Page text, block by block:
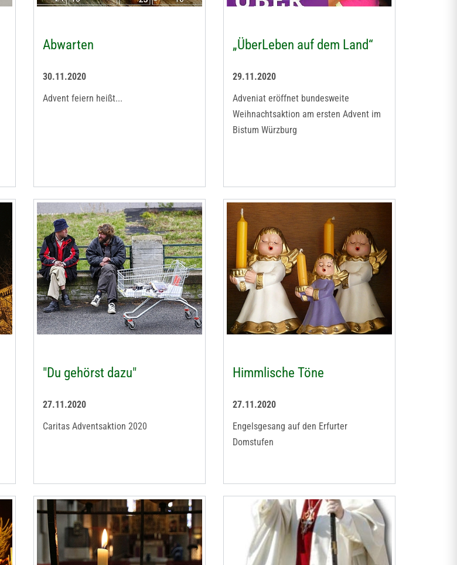
Abwarten
30.11.2020
Advent feiern heißt...
„ÜberLeben auf dem Land“
29.11.2020
Adveniat eröffnet bundesweite
Weihnachtsaktion am ersten Advent im
Bistum Würzburg
"Du gehörst dazu"
27.11.2020
Caritas Adventsaktion 2020
Himmlische Töne
27.11.2020
Engelsgesang auf den Erfurter
Domstufen